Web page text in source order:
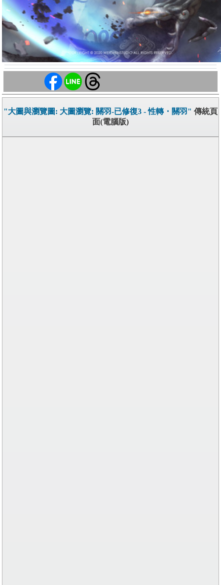
"大圖與瀏覽圖: 大圖瀏覽: 關羽-已修復3 - 性轉・關羽" 傳統頁
面(電腦版)